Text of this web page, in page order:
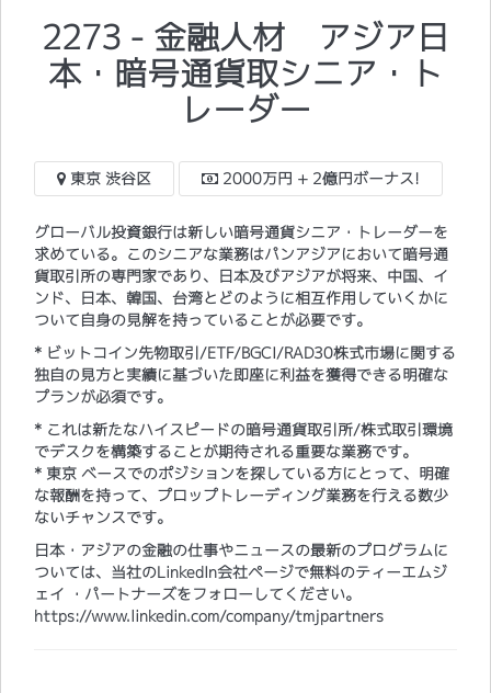
2273 - 金融人材 アジア日
本・暗号通貨取シニア・ト
レーダー
東京 渋谷区 2000万円 + 2億円ボーナス!
グローバル投資銀行は新しい暗号通貨シニア・トレーダーを
求めている。このシニアな業務はパンアジアにおいて暗号通
貨取引所の専門家であり、日本及びアジアが将来、中国、イ
ンド、日本、韓国、台湾とどのように相互作用していくかに
ついて自身の見解を持っていることが必要です。
* ビットコイン先物取引/ETF/BGCI/RAD30株式市場に関する
独自の見方と実績に基づいた即座に利益を獲得できる明確な
プランが必須です。
* これは新たなハイスピードの暗号通貨取引所/株式取引環境
でデスクを構築することが期待される重要な業務です。
* 東京 ベースでのポジションを探している方にとって、明確
な報酬を持って、プロップトレーディング業務を行える数少
ないチャンスです。
日本・アジアの金融の仕事やニュースの最新のプログラムに
ついては、当社のLinkedIn会社ページで無料のティーエムジ
ェイ ・パートナーズをフォローしてください。
https://www.linkedin.com/company/tmjpartners